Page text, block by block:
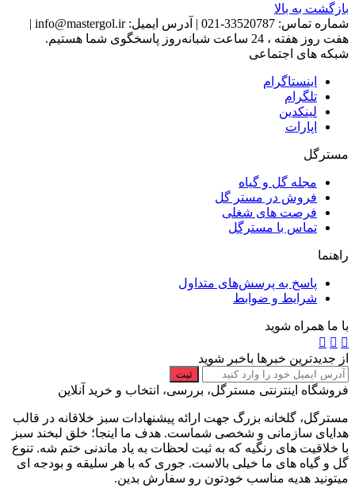
بازگشت به بالا
شماره تماس: 33520787-021
| آدرس ایمیل: info@mastergol.ir
|
هفت روز هفته ، 24 ساعت شبانه‌روز پاسخگوی شما هستیم.
شبکه های اجتماعی
اینستاگرام
تلگرام
لینکدین
اپارات
مسترگل
مجله گل و گیاه
فروش در مستر گل
فرصت های شغلی
تماس با مسترگل
راهنما
پاسخ به پرسش‌های متداول
شرایط و ضوابط
با ما همراه شوید
از جدیدترین خبرها باخبر شوید
ثبت
فروشگاه اینترنتی مسترگل، بررسی، انتخاب و خرید آنلاین
مسترگل، گلخانه بزرگ جهت ارائه پیشنهادات سبز خلاقانه در قالب
هدایای سازمانی و شخصی شماست. هدف ما اینجا؛ خلق لبخند سبز
با خلاقیت های رنگیه که به ثبت لحظات به یاد ماندنی ختم شه. تنوع
گل و گیاه های ما خیلی بالاست. جوری که با هر سلیقه و بودجه ای
میتونید هدیه مناسب خودتون رو سفارش بدین.